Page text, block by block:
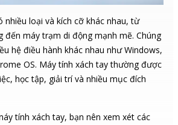
nhiều loại và kích cỡ khác nhau, từ
đến máy trạm di động mạnh mẽ. Chúng
hệ điều hành khác nhau như Windows,
OS. Máy tính xách tay thường được
học tập, giải trí và nhiều mục đích
tính xách tay, bạn nên xem xét các